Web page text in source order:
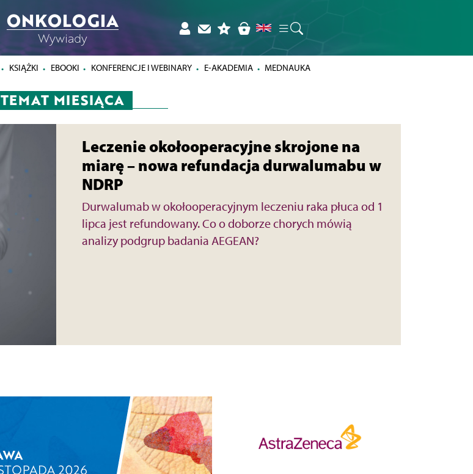
ONKOLOGIA
Wywiady
KSIĄŻKI EBOOKI KONFERENCJE I WEBINARY E-AKADEMIA MEDNAUKA
TEMAT MIESIĄCA
Leczenie okołooperacyjne skrojone na
miarę – nowa refundacja durwalumabu w
NDRP
Durwalumab w okołooperacyjnym leczeniu raka płuca od 1
lipca jest refundowany. Co o doborze chorych mówią
analizy podgrup badania AEGEAN?